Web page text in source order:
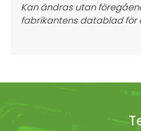
Kan ändras utan
fabrikantens datablad för